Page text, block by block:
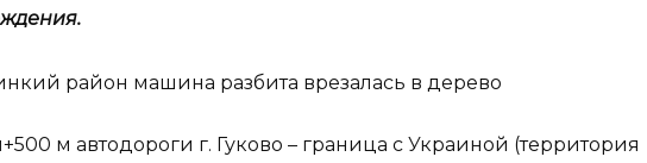
м автодороги г. Гуково – граница с Украиной (территория